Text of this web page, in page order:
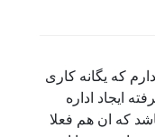
که یگانه کاری
ایجاد اداره
که ان هم فعلا